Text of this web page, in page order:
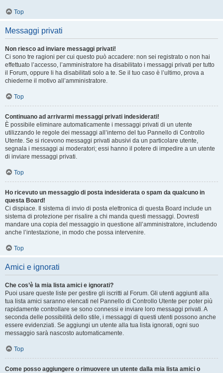
Top
Messaggi privati
Non riesco ad inviare messaggi privati!
Ci sono tre ragioni per cui questo può accadere: non sei registrato o non hai
effettuato l’accesso, l’amministratore ha disabilitato i messaggi privati per tutto
il Forum, oppure li ha disabilitati solo a te. Se il tuo caso è l’ultimo, prova a
chiederne il motivo all’amministratore.
Top
Continuano ad arrivarmi messaggi privati indesiderati!
È possibile eliminare automaticamente i messaggi privati ​​di un utente
utilizzando le regole dei messaggi all’interno del tuo Pannello di Controllo
Utente. Se si ricevono messaggi privati ​​abusivi da un particolare utente,
segnala i messaggi ai moderatori; essi hanno il potere di impedire a un utente
di inviare messaggi privati​​.
Top
Ho ricevuto un messaggio di posta indesiderata o spam da qualcuno in
questa Board!
Ci dispiace. Il sistema di invio di posta elettronica di questa Board include un
sistema di protezione per risalire a chi manda questi messaggi. Dovresti
mandare una copia del messaggio in questione all’amministratore, includendo
anche l’intestazione, in modo che possa intervenire.
Top
Amici e ignorati
Che cos’è la mia lista amici e ignorati?
Puoi usare queste liste per gestire gli iscritti al Forum. Gli utenti aggiunti alla
tua lista amici saranno elencati nel Pannello di Controllo Utente per poter più
rapidamente controllare se sono connessi e inviare loro messaggi privati. A
seconda delle possibilità dello stile, i messaggi di questi utenti possono anche
essere evidenziati. Se aggiungi un utente alla tua lista ignorati, ogni suo
messaggio sarà nascosto automaticamente.
Top
Come posso aggiungere o rimuovere un utente dalla mia lista amici o